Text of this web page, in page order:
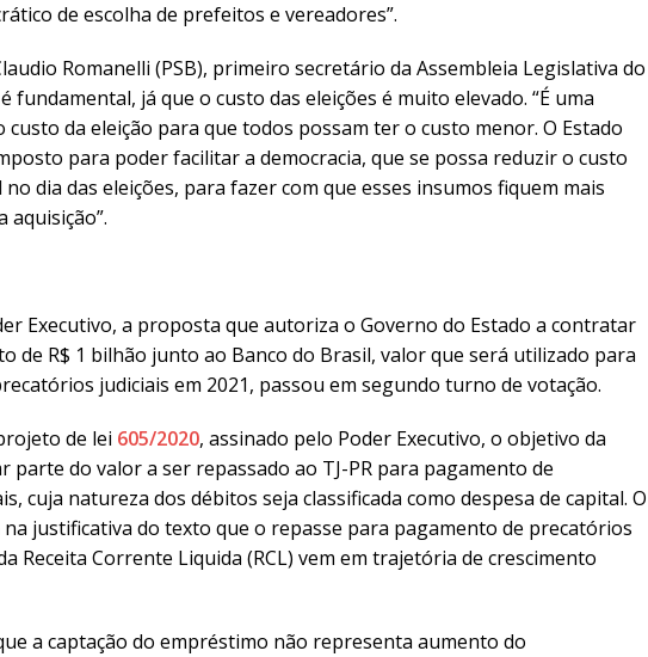
de escolha de prefeitos e vereadores”.
Romanelli (PSB), primeiro secretário da Assembleia Legislativa do
fundamental, já que o custo das eleições é muito elevado. “É uma
da eleição para que todos possam ter o custo menor. O Estado
para poder facilitar a democracia, que se possa reduzir o custo
no dia das eleições, para fazer com que esses insumos fiquem mais
aquisição”.
Executivo, a proposta que autoriza o Governo do Estado a contratar
de R$ 1 bilhão junto ao Banco do Brasil, valor que será utilizado para
judiciais em 2021, passou em segundo turno de votação.
de lei 605/2020, assinado pelo Poder Executivo, o objetivo da
parte do valor a ser repassado ao TJ-PR para pagamento de
cuja natureza dos débitos seja classificada como despesa de capital. O
na justificativa do texto que o repasse para pagamento de precatórios
Receita Corrente Liquida (RCL) vem em trajetória de crescimento
a captação do empréstimo não representa aumento do